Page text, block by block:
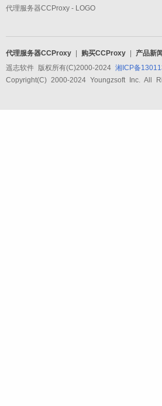
代理服务器CCProxy - LOGO
代理服务器CCProxy 购买CCProxy 产品新闻
遥志软件 版权所有(C)2000-2024 湘ICP备
Copyright(C) 2000-2024 Youngzsoft Inc. All